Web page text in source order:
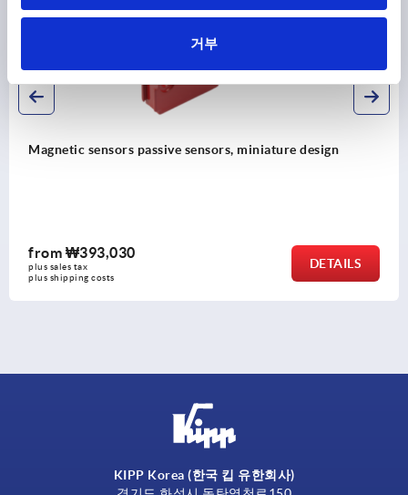
거부
passive sensors, miniature design
from
plus sales
plus
KIPP Korea (한국 킵 유한회사)